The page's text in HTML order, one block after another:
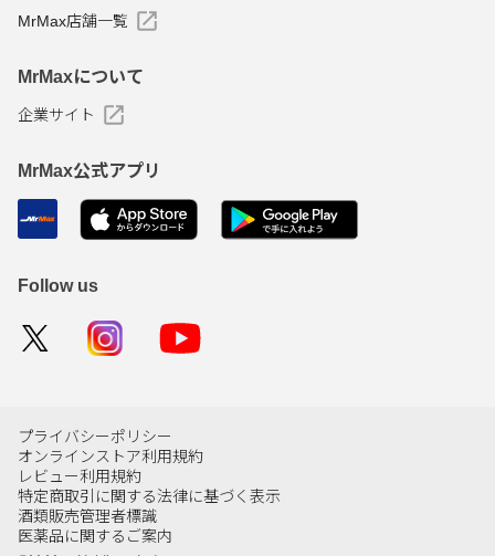
MrMax店舗一覧
MrMaxについて
企業サイト
MrMax公式アプリ
Follow us
プライバシーポリシー
オンラインストア利用規約
レビュー利用規約
特定商取引に関する法律に基づく表示
酒類販売管理者標識
医薬品に関するご案内